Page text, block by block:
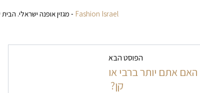
Fashion Israel - מגזין אופנה ישראלי.
ניווט בפרסומיםהפוסט הבא
האם אתם יותר ברבי או
קן?